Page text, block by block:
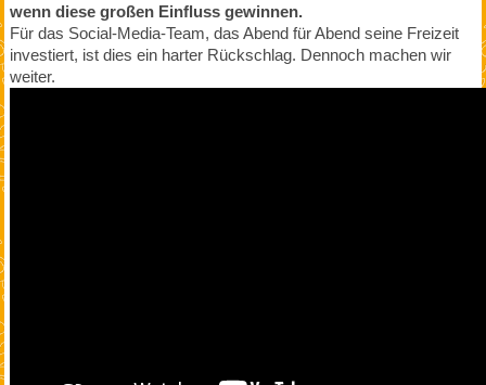
wenn diese großen Einfluss gewinnen.
Für das Social-Media-Team, das Abend für Abend seine Freizeit
investiert, ist dies ein harter Rückschlag. Dennoch machen wir
weiter.